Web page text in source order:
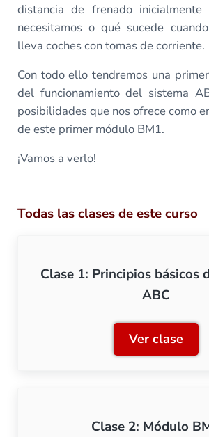
distancia de frenado
necesitamos o qué sucede
lleva coches con tomas de corriente.
Con todo ello tendremos una
del funcionamiento del sistema
posibilidades que nos ofrece como
de este primer módulo BM1.
¡Vamos a verlo!
Todas las clases de este curso
Clase 1: Principios básicos
ABC
Ver clase
Clase 1:
Clase 2: Módulo